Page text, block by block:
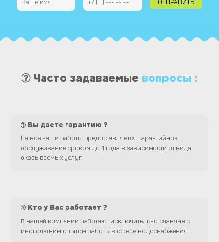
Часто задаваемые вопросы :
Вы даете гарантию ?
На все наши работы предоставляется гарантийное
обслуживание сроком до 1 года в зависимости от вида
оказываемых услуг.
Кто у Вас работает ?
В нашей компании работают исключительно славяне с
многолетним опытом работы в сфере водоснабжения.